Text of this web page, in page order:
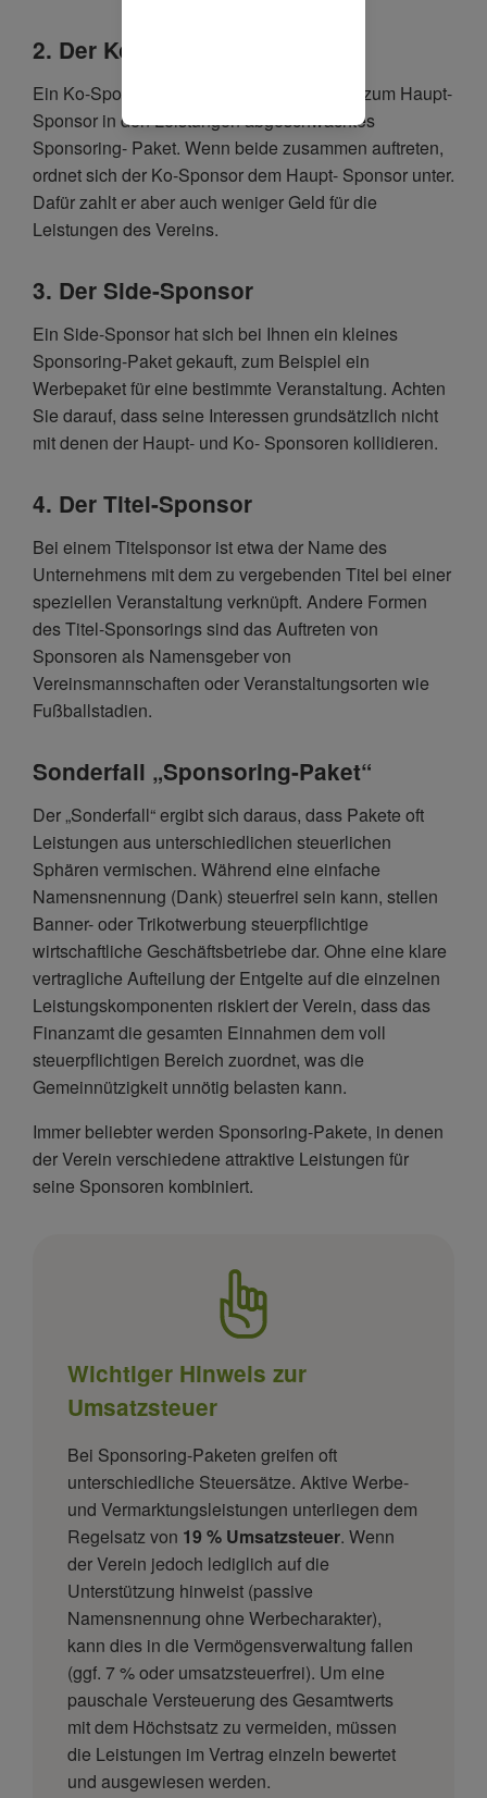
2. Der Ko-Sponsor
Ein Ko-Sponsor bekommt ein im Vergleich zum Haupt-
Sponsor in den Leistungen abgeschwächtes
Sponsoring- Paket. Wenn beide zusammen auftreten,
ordnet sich der Ko-Sponsor dem Haupt- Sponsor unter.
Dafür zahlt er aber auch weniger Geld für die
Leistungen des Vereins.
3. Der Side-Sponsor
Ein Side-Sponsor hat sich bei Ihnen ein kleines
Sponsoring-Paket gekauft, zum Beispiel ein
Werbepaket für eine bestimmte Veranstaltung. Achten
Sie darauf, dass seine Interessen grundsätzlich nicht
mit denen der Haupt- und Ko- Sponsoren kollidieren.
4. Der Titel-Sponsor
Bei einem Titelsponsor ist etwa der Name des
Unternehmens mit dem zu vergebenden Titel bei einer
speziellen Veranstaltung verknüpft. Andere Formen
des Titel-Sponsorings sind das Auftreten von
Sponsoren als Namensgeber von
Vereinsmannschaften oder Veranstaltungsorten wie
Fußballstadien.
Sonderfall „Sponsoring-Paket“
Der „Sonderfall“ ergibt sich daraus, dass Pakete oft
Leistungen aus unterschiedlichen steuerlichen
Sphären vermischen. Während eine einfache
Namensnennung (Dank) steuerfrei sein kann, stellen
Banner- oder Trikotwerbung steuerpflichtige
wirtschaftliche Geschäftsbetriebe dar. Ohne eine klare
vertragliche Aufteilung der Entgelte auf die einzelnen
Leistungskomponenten riskiert der Verein, dass das
Finanzamt die gesamten Einnahmen dem voll
steuerpflichtigen Bereich zuordnet, was die
Gemeinnützigkeit unnötig belasten kann.
Immer beliebter werden Sponsoring-Pakete, in denen
der Verein verschiedene attraktive Leistungen für
seine Sponsoren kombiniert.
Wichtiger Hinweis zur
Umsatzsteuer
Bei Sponsoring-Paketen greifen oft
unterschiedliche Steuersätze. Aktive Werbe-
und Vermarktungsleistungen unterliegen dem
Regelsatz von 19 % Umsatzsteuer. Wenn
der Verein jedoch lediglich auf die
Unterstützung hinweist (passive
Namensnennung ohne Werbecharakter),
kann dies in die Vermögensverwaltung fallen
(ggf. 7 % oder umsatzsteuerfrei). Um eine
pauschale Versteuerung des Gesamtwerts
mit dem Höchstsatz zu vermeiden, müssen
die Leistungen im Vertrag einzeln bewertet
und ausgewiesen werden.